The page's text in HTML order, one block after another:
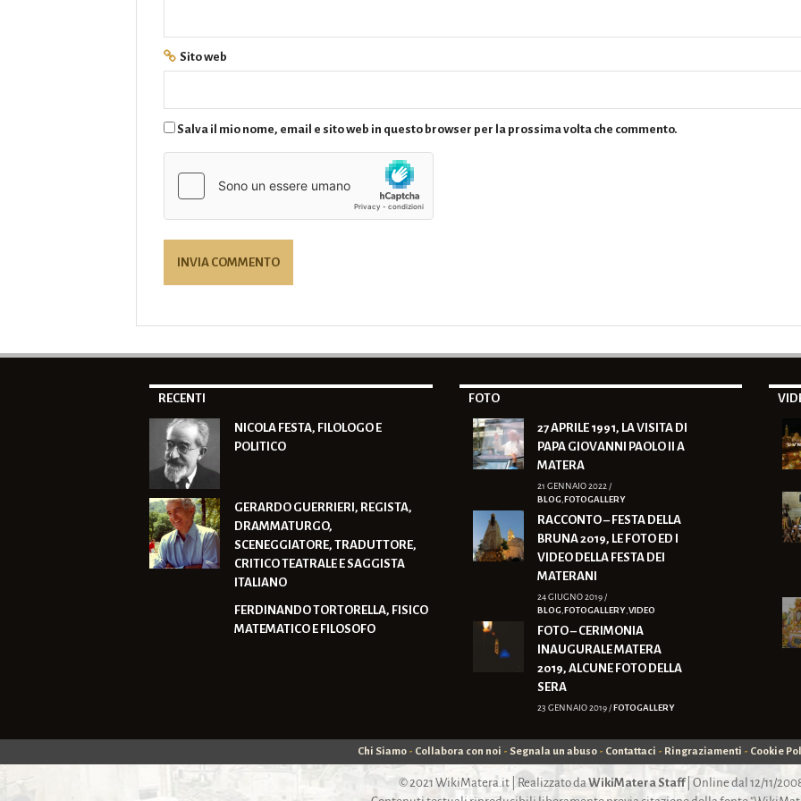
Sito web
Salva il mio nome, email e sito web in questo browser per la prossima volta che commento.
RECENTI
NICOLA FESTA, FILOLOGO E
POLITICO
GERARDO GUERRIERI, REGISTA,
DRAMMATURGO,
SCENEGGIATORE, TRADUTTORE,
CRITICO TEATRALE E SAGGISTA
ITALIANO
FERDINANDO TORTORELLA, FISICO
MATEMATICO E FILOSOFO
FOTO
27 APRILE 1991, LA VISITA DI
PAPA GIOVANNI PAOLO II A
MATERA
21 GENNAIO 2022 /
BLOG FOTOGALLERY
RACCONTO – FESTA DELLA
BRUNA 2019, LE FOTO ED I
VIDEO DELLA FESTA DEI
MATERANI
24 GIUGNO 2019 /
BLOG FOTOGALLERY, VIDEO
FOTO – CERIMONIA
INAUGURALE MATERA
2019, ALCUNE FOTO DELLA
SERA
23 GENNAIO 2019 /FOTOGALLERY
Chi Siamo- Collabora con noi - Segnala un abuso- Contattaci - Ringraziamenti - Cookie
© 2021 WikiMatera.it| Realizzato daWikiMatera Staff| Online dal 12/11/